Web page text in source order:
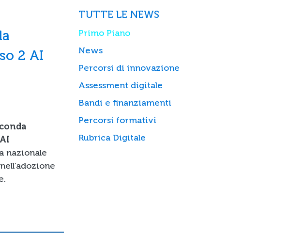
2 AI
AI
nazionale
TUTTE LE NEWS
Primo Piano
News
Percorsi di innovazione
Assessment digitale
Bandi e finanziamenti
Percorsi formativi
Rubrica Digitale